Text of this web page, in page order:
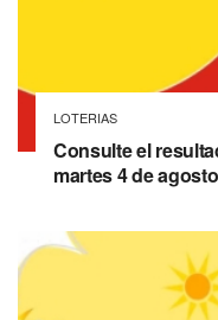
LOTERIAS
Consulte el
martes 4 de